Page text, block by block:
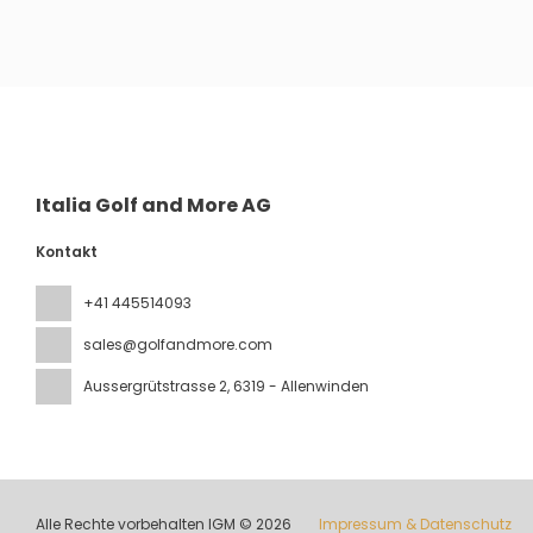
Italia Golf and More AG
Kontakt
+41 445514093
sales@golfandmore.com
Aussergrütstrasse 2, 6319 - Allenwinden
Alle Rechte vorbehalten IGM © 2026 Impressum & Datenschutz